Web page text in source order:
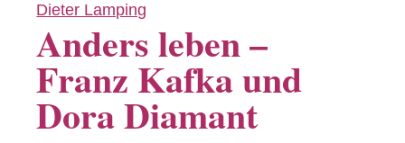
Dieter Lamping
Anders leben –
Franz Kafka und
Dora Diamant